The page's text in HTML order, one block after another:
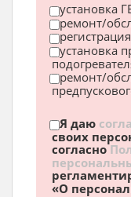
установка
ремонт/
установка
ремонт/
Я даю
своих
согласно
«О